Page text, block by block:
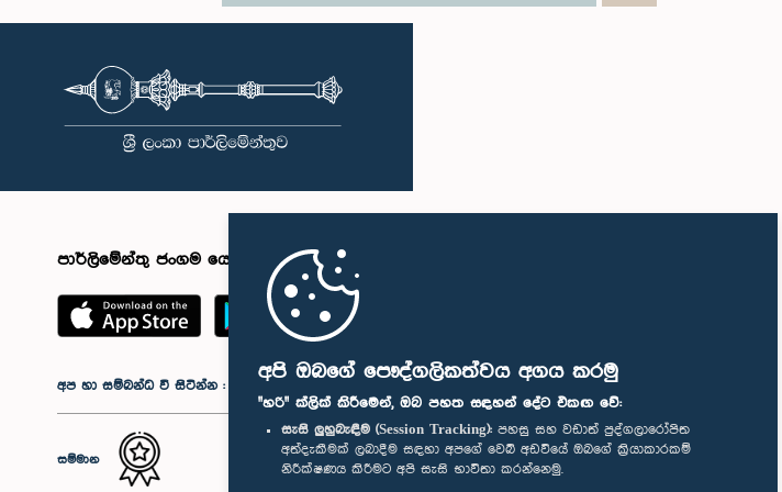
අපි ඔබගේ පෞද්ගලිකත්වය අගය කරමු
"හරි" ක්ලික් කිරීමෙන්, ඔබ පහත සඳහන් දේට එකඟ වේ:
සැසි ලුහුබැඳීම (Session Tracking): පහසු සහ වඩාත් පුද්ගලාරෝපිත
අත්දැකීමක් ලබාදීම සඳහා අපගේ වෙබ් අඩවියේ ඔබගේ ක්‍රියාකාරකම්
නිරීක්ෂණය කිරීමට අපි සැසි භාවිතා කරන්නෙමු.
පාර්ලිමේන්තු ජංගම යෙදුම
අප හා සම්බන්ධ වී සිටින්න :
සම්මාන